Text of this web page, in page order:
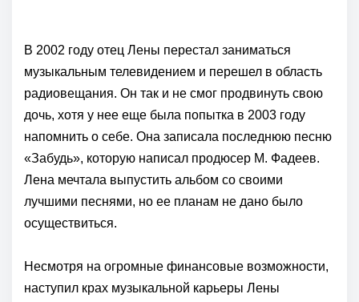
В 2002 году отец Лены перестал заниматься
музыкальным телевидением и перешел в область
радиовещания. Он так и не смог продвинуть свою
дочь, хотя у нее еще была попытка в 2003 году
напомнить о себе. Она записала последнюю песню
«Забудь», которую написал продюсер М. Фадеев.
Лена мечтала выпустить альбом со своими
лучшими песнями, но ее планам не дано было
осуществиться.
Несмотря на огромные финансовые возможности,
наступил крах музыкальной карьеры Лены